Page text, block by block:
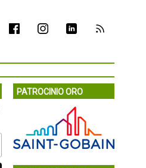
PATROCINIO ORO